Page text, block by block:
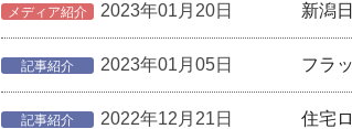
メディア紹介 2023年01月20日 新潟
記事紹介 2023年01月05日 フラ
記事紹介 2022年12月21日 住宅